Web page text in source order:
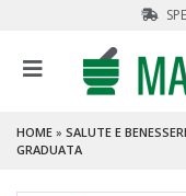
HOME » SALUTE E
GRADUATA